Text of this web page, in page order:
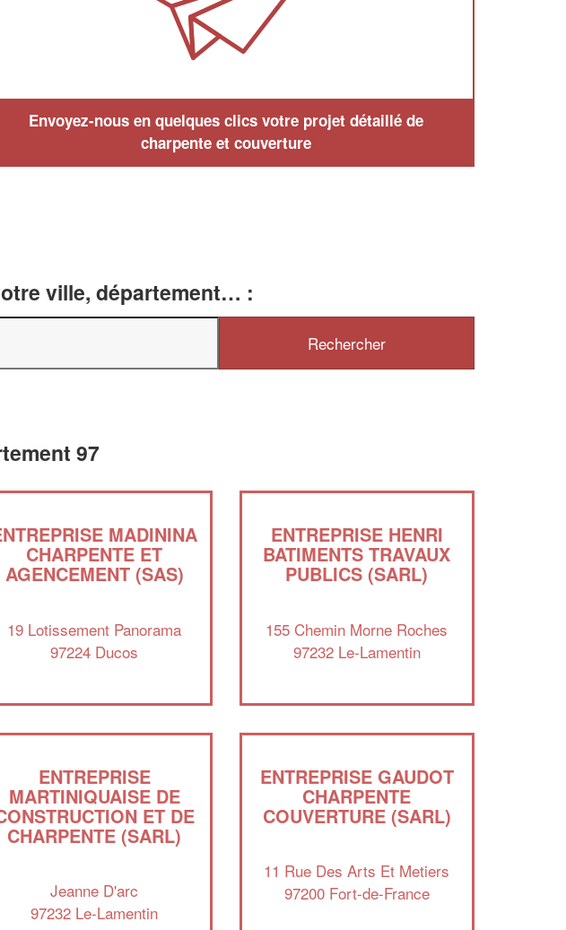
Envoyez-nous en quelques clics votre projet détaillé de
charpente et couverture
ville, département… :
97
MADININA
CHARPENTE ET
AGENCEMENT (SAS)
19 Lotissement Panorama
97224 Ducos
ENTREPRISE HENRI
BATIMENTS TRAVAUX
PUBLICS (SARL)
155 Chemin Morne Roches
97232 Le-Lamentin
ENTREPRISE
MARTINIQUAISE DE
ET DE
CHARPENTE (SARL)
Jeanne D'arc
97232 Le-Lamentin
ENTREPRISE GAUDOT
CHARPENTE
COUVERTURE (SARL)
11 Rue Des Arts Et Metiers
97200 Fort-de-France
Vous êtes un